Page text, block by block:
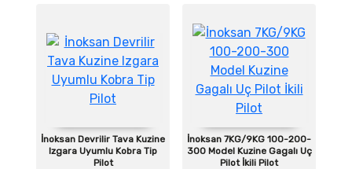
İnoksan Devrilir Tava Kuzine
Izgara Uyumlu Kobra Tip
Pilot
İnoksan 7KG/9KG 100-200-
300 Model Kuzine Gagalı Uç
Pilot İkili Pilot